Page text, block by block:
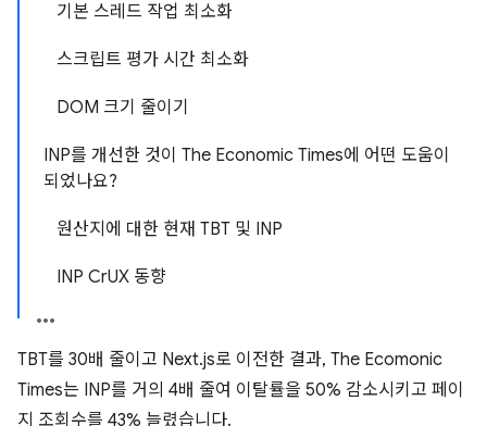
기본 스레드 작업 최소화
스크립트 평가 시간 최소화
DOM 크기 줄이기
INP를 개선한 것이 The Economic Times에 어떤 도움이
되었나요?
원산지에 대한 현재 TBT 및 INP
INP CrUX 동향
TBT를 30배 줄이고 Next.js로 이전한 결과, The Ecomonic
Times는 INP를 거의 4배 줄여 이탈률을 50% 감소시키고 페이
지 조회수를 43% 늘렸습니다.